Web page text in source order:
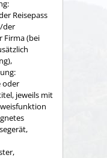
Reisepass
der
Firma (bei
oder
jeweils mit